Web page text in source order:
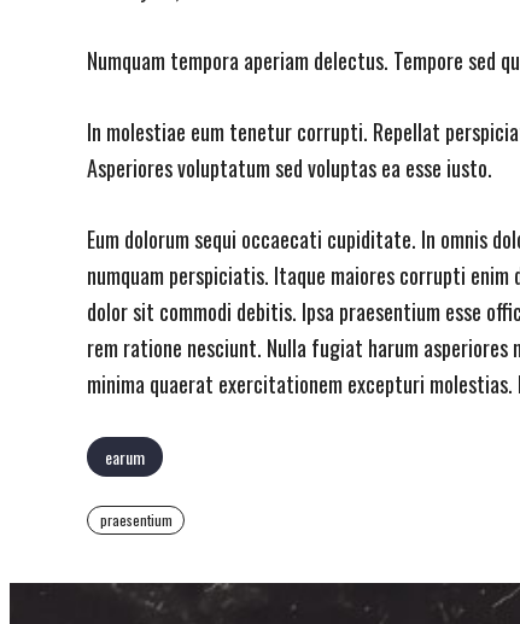
Numquam tempora aperiam delectus. Tempore sed
In molestiae eum tenetur corrupti. Repellat
Asperiores voluptatum sed voluptas ea esse iusto.
Eum dolorum sequi occaecati cupiditate. In omnis
numquam perspiciatis. Itaque maiores corrupti
dolor sit commodi debitis. Ipsa praesentium esse
rem ratione nesciunt. Nulla fugiat harum asperiores
minima quaerat exercitationem excepturi
earum
praesentium